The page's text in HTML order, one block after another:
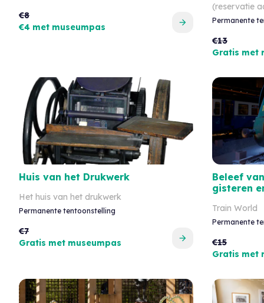
€8
€4 met museumpas
(reservatie
Permanente
€13
Gratis met
Huis van het Drukwerk
Het huis van het drukwerk
Permanente tentoonstelling
€7
Gratis met museumpas
Beleef
gisteren
Train World
Permanente
€15
Gratis met